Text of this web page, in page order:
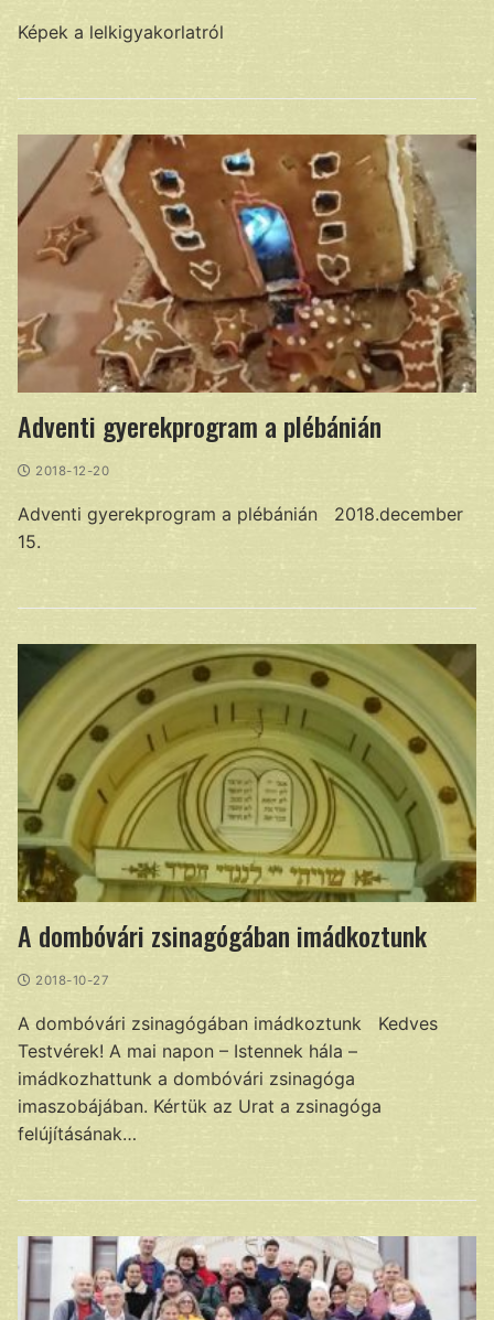
Képek a lelkigyakorlatról
Adventi gyerekprogram a plébánián
2018-12-20
Adventi gyerekprogram a plébánián 2018.december
15.
A dombóvári zsinagógában imádkoztunk
2018-10-27
A dombóvári zsinagógában imádkoztunk Kedves
Testvérek! A mai napon – Istennek hála –
imádkozhattunk a dombóvári zsinagóga
imaszobájában. Kértük az Urat a zsinagóga
felújításának…